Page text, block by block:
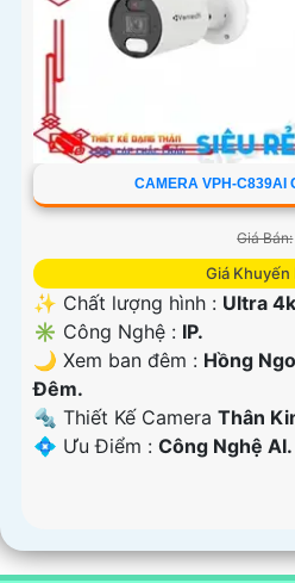
CAMERA VPH-C839AI
Giá Bán:
Giá Khuyến
✨ Chất lượng hình : Ultra 4k
✳️ Công Nghệ : IP.
🌙 Xem ban đêm : Hồng
Ðêm.
🔩 Thiết Kế Camera Thân
️💠 Ưu Điểm : Công Nghệ AI.